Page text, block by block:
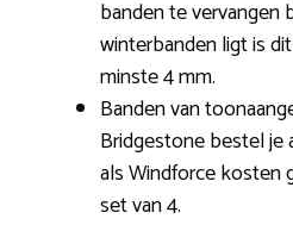
banden te vervangen
winterbanden ligt is
minste 4 mm.
Banden van
Bridgestone bestel je
als Windforce kosten
set van 4.